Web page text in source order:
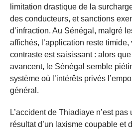
limitation drastique de la
des conducteurs, et sanctions
d’infraction. Au Sénégal, malgré
affichés, l’application reste
contraste est saisissant : alors
avancent, le Sénégal semble
système où l’intérêts privés
général.
L’accident de Thiadiaye n’est
résultat d’un laxisme coupable et